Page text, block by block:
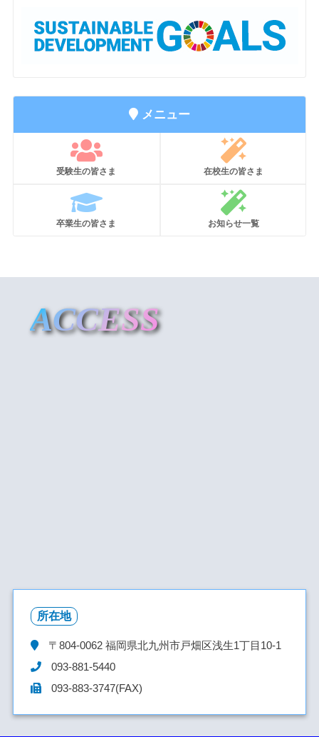
メニュー
受験生の皆さま 在校生の皆さま
卒業生の皆さま お知らせ一覧
ACCESS
所在地
〒804-0062福岡県北九州市戸畑区浅生1丁目10-1
093-881-5440
093-883-3747(FAX)